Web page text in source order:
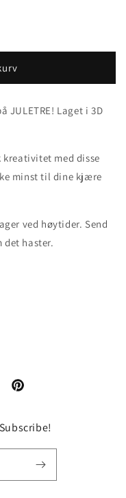
JULETRE! Laget i 3D
med disse
minst til dine kjære
ved høytider. Send
det haster.
Pinterest